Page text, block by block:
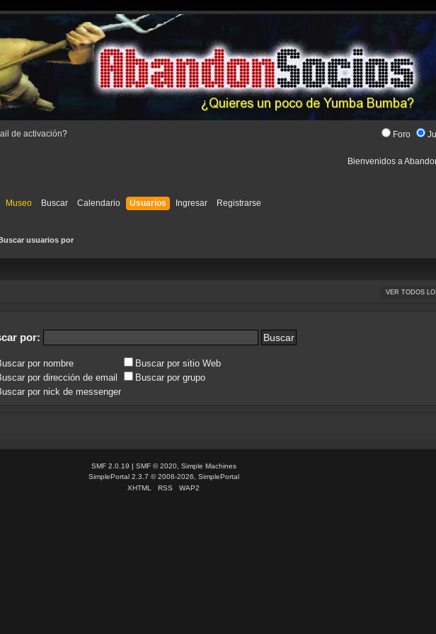
de activación? Foro
Bienvenidos a
Museo Buscar Calendario Usuarios Ingresar Registrarse
usuarios por
VER TODOS
por:
por nombre
por dirección de email
por nick de messenger
Buscar por sitio Web
Buscar por grupo
SMF 2.0.19 | SMF © 2020, Simple Machines
SimplePortal 2.3.7 © 2008-2026, SimplePortal
XHTML
RSS WAP2